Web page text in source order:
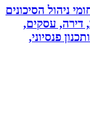
הסיכונים
עסקים,